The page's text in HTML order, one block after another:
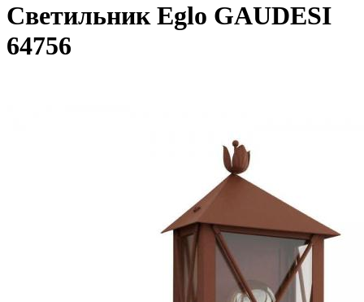
Светильник Eglo GAUDESI
64756